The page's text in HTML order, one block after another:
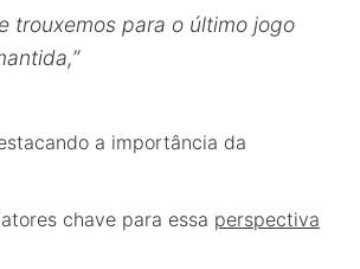
trouxemos para o último jogo
a importância da
chave para essa perspectiva